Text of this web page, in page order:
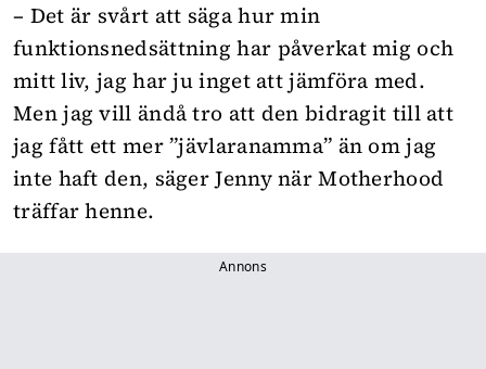
– Det är svårt att säga hur min
funktionsnedsättning har påverkat mig och
mitt liv, jag har ju inget att jämföra med.
Men jag vill ändå tro att den bidragit till att
jag fått ett mer ”jävlaranamma” än om jag
inte haft den, säger Jenny när Motherhood
träffar henne.
Annons